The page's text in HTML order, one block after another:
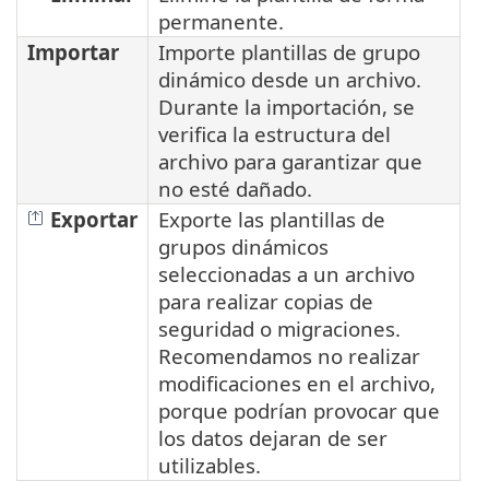
permanente.
Importar
Importe plantillas de grupo
dinámico desde un archivo.
Durante la importación, se
verifica la estructura del
archivo para garantizar que
no esté dañado.
Exportar
Exporte las plantillas de
grupos dinámicos
seleccionadas a un archivo
para realizar copias de
seguridad o migraciones.
Recomendamos no realizar
modificaciones en el archivo,
porque podrían provocar que
los datos dejaran de ser
utilizables.